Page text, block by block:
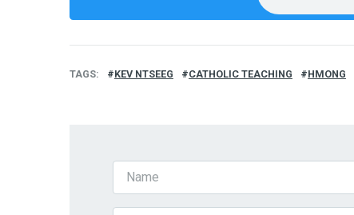
TAGS KEV NTSEEG CATHOLIC TEACHING HMONG